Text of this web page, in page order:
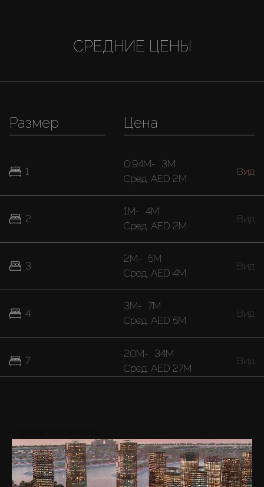
СРЕДНИЕ ЦЕНЫ
Размер
1
2
3
4
7
Цена
0.94M- 3M
Cред. AED 2M
Вид
1M- 4M
Cред. AED 2M
Вид
2M- 5M
Cред. AED 4M
Вид
3M- 7M
Cред. AED 5M
Вид
20M- 34M
Cред. AED 27M
Вид